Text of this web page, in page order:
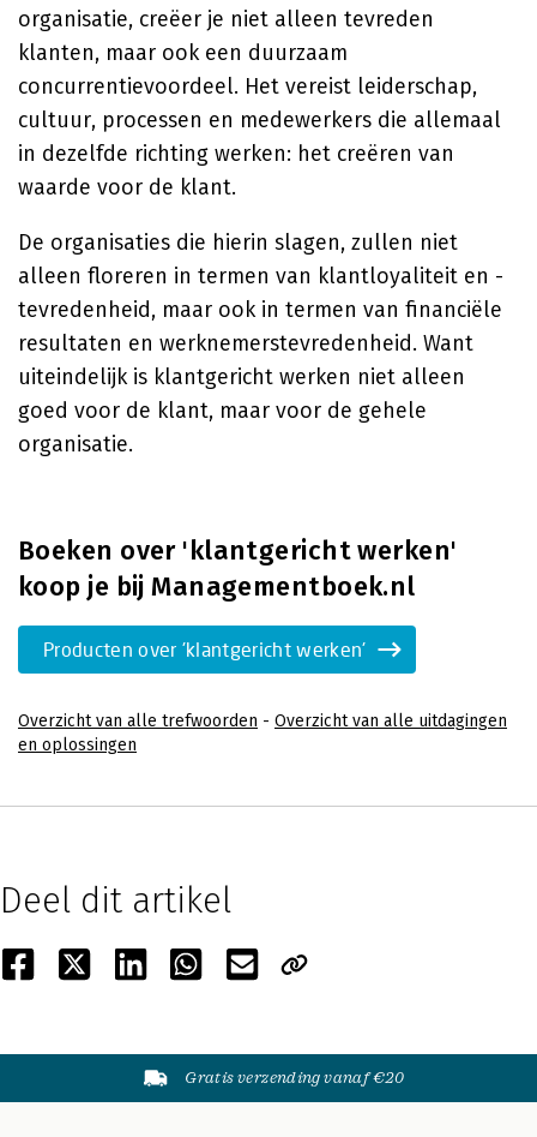
organisatie, creëer je niet alleen tevreden
klanten, maar ook een duurzaam
concurrentievoordeel. Het vereist leiderschap,
cultuur, processen en medewerkers die allemaal
in dezelfde richting werken: het creëren van
waarde voor de klant.
De organisaties die hierin slagen, zullen niet
alleen floreren in termen van klantloyaliteit en -
tevredenheid, maar ook in termen van financiële
resultaten en werknemerstevredenheid. Want
uiteindelijk is klantgericht werken niet alleen
goed voor de klant, maar voor de gehele
organisatie.
Boeken over 'klantgericht werken'
koop je bij Managementboek.nl
Producten over 'klantgericht werken'
Overzicht van alle trefwoorden - Overzicht van alle uitdagingen
en oplossingen
Deel dit artikel
Gratis verzending vanaf €20